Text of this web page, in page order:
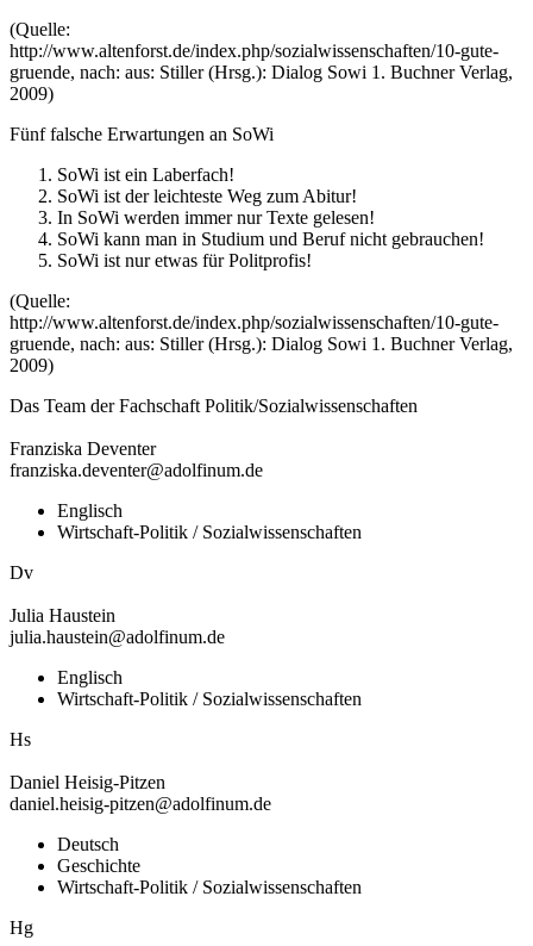
(Quelle:
http://www.altenforst.de/index.php/sozialwissenschaften/10-gute-
gruende, nach: aus: Stiller (Hrsg.): Dialog Sowi 1. Buchner Verlag,
2009)
Fünf falsche Erwartungen an SoWi
SoWi ist ein Laberfach!
SoWi ist der leichteste Weg zum Abitur!
In SoWi werden immer nur Texte gelesen!
SoWi kann man in Studium und Beruf nicht gebrauchen!
SoWi ist nur etwas für Politprofis!
(Quelle:
http://www.altenforst.de/index.php/sozialwissenschaften/10-gute-
gruende, nach: aus: Stiller (Hrsg.): Dialog Sowi 1. Buchner Verlag,
2009)
Das Team der Fachschaft Politik/Sozialwissenschaften
Franziska Deventer
franziska.deventer@adolfinum.de
Englisch
Wirtschaft-Politik / Sozialwissenschaften
Dv
Julia Haustein
julia.haustein@adolfinum.de
Englisch
Wirtschaft-Politik / Sozialwissenschaften
Hs
Daniel Heisig-Pitzen
daniel.heisig-pitzen@adolfinum.de
Deutsch
Geschichte
Wirtschaft-Politik / Sozialwissenschaften
Hg